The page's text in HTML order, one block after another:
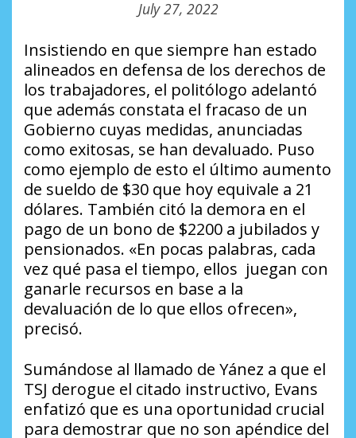
July 27, 2022
Insistiendo en que siempre han estado
alineados en defensa de los derechos de
los trabajadores, el politólogo adelantó
que además constata el fracaso de un
Gobierno cuyas medidas, anunciadas
como exitosas, se han devaluado. Puso
como ejemplo de esto el último aumento
de sueldo de $30 que hoy equivale a 21
dólares. También citó la demora en el
pago de un bono de $2200 a jubilados y
pensionados. «En pocas palabras, cada
vez qué pasa el tiempo, ellos juegan con
ganarle recursos en base a la
devaluación de lo que ellos ofrecen»,
precisó.
Sumándose al llamado de Yánez a que el
TSJ derogue el citado instructivo, Evans
enfatizó que es una oportunidad crucial
para demostrar que no son apéndice del